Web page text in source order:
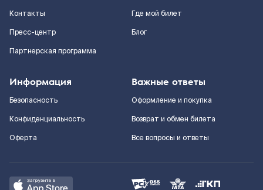
Контакты
Пресс-центр
Партнерская программа
Где мой билет
Блог
Информация
Безопасность
Конфиденциальность
Оферта
Важные ответы
Оформление и покупка
Возврат и обмен билета
Все вопросы и ответы